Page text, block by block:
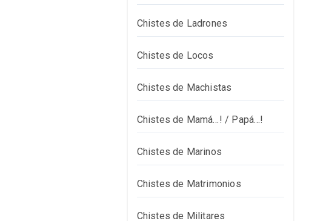
Chistes de Ladrones
Chistes de Locos
Chistes de Machistas
Chistes de Mamá…! / Papá…!
Chistes de Marinos
Chistes de Matrimonios
Chistes de Militares